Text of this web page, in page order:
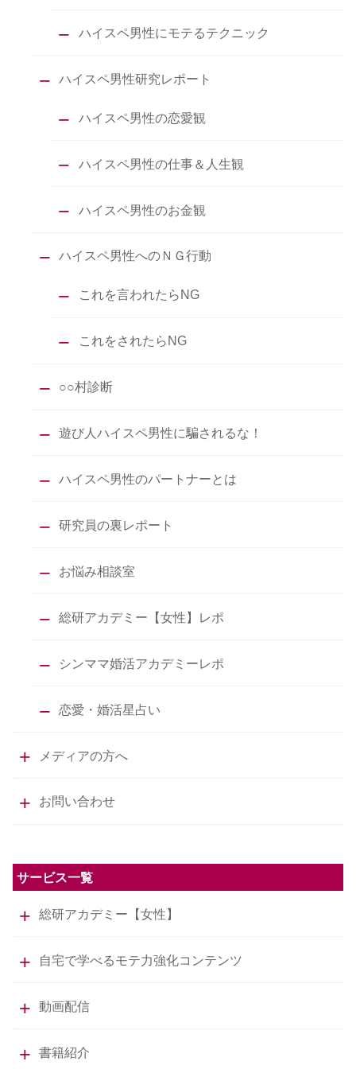
ハイスペ男性にモテるテクニック
ハイスペ男性研究レポート
ハイスペ男性の恋愛観
ハイスペ男性の仕事＆人生観
ハイスペ男性のお金観
ハイスペ男性へのＮＧ行動
これを言われたらNG
これをされたらNG
○○村診断
遊び人ハイスペ男性に騙されるな！
ハイスペ男性のパートナーとは
研究員の裏レポート
お悩み相談室
総研アカデミー【女性】レポ
シンママ婚活アカデミーレポ
恋愛・婚活星占い
メディアの方へ
お問い合わせ
サービス一覧
総研アカデミー【女性】
自宅で学べるモテ力強化コンテンツ
動画配信
書籍紹介